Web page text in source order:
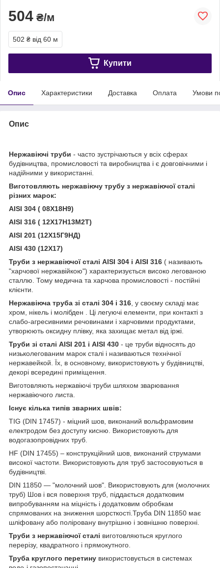
504 ₴/м
502 ₴ від 60 м
Купити
Опис Характеристики Доставка Оплата Умови
Опис
Нержавіючі труби - часто зустрічаються у всіх сферах
будівництва, промисловості та виробництва і є довговічними і
надійними у використанні.
Виготовляють нержавіючу трубу з нержавіючої сталі
різних марок:
AISI 304 ( 08Х18Н9)
AISI 316 ( 12Х17Н13М2Т)
AISI 201 (12Х15Г9НД)
AISI 430 (12Х17)
Труби з нержавіючої сталі AISI 304 і AISI 316 ( називають
"харчової нержавійкою") характеризується високо легованою
сталлю. Тому медична та харчова промисловості - постійні
клієнти.
Нержавіюча труба зі сталі 304 і 316 , у своєму складі має
хром, нікель і молібден . Ці легуючі елементи, при контакті з
слабо-агресивними речовинами і харчовими продуктами,
утворюють оксидну плівку, яка захищає метал від іржі.
Труби зі сталі AISI 201 і AISI 430 - це труби відносять до
низьколегованим марок сталі і називаються технічної
нержавейкой. Їх, в основному, використовують у будівництві,
декорі всередині приміщення.
Виготовляють нержавіючі труби шляхом зварювання
нержавіючого листа.
Існує кілька типів зварних швів:
TIG (DIN 17457) - міцний шов, виконаний вольфрамовим
електродом без доступу кисню. Використовують для
водогазопровідних труб.
HF (DIN 17455) – конструкційний шов, виконаний струмами
високої частоти. Використовують для труб застосовуються в
будівництві.
DIN 11850 ― "молочний шов". Використовують для (молочних
труб) Шов і вся поверхня труб, піддається додатковим
випробуванням на міцність і додатковим обробкам
спрямованих на зниження шорсткості.Труба DIN 11850 має
шліфовану або поліровану внутрішню і зовнішню поверхні.
Труби з нержавіючої сталі виготовляються круглого
перерізу, квадратного і прямокутного.
Труба круглого перетину використовується в системах